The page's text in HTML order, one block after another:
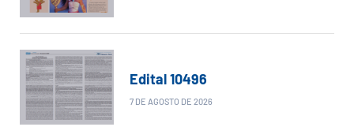
Edital 10496
7 DE AGOSTO DE 2026